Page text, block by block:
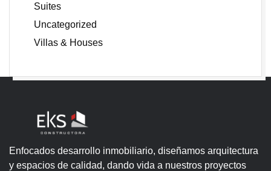
Suites
Uncategorized
Villas & Houses
Enfocados desarrollo inmobiliario, diseñamos arquitectura
y espacios de calidad, dando vida a nuestros proyectos